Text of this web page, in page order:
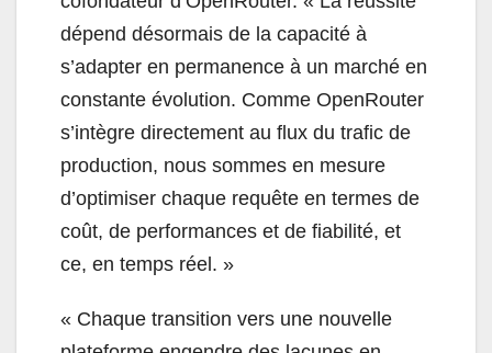
dépend désormais de la capacité à
s’adapter en permanence à un marché en
constante évolution. Comme OpenRouter
s’intègre directement au flux du trafic de
production, nous sommes en mesure
d’optimiser chaque requête en termes de
coût, de performances et de fiabilité, et
ce, en temps réel. »
« Chaque transition vers une nouvelle